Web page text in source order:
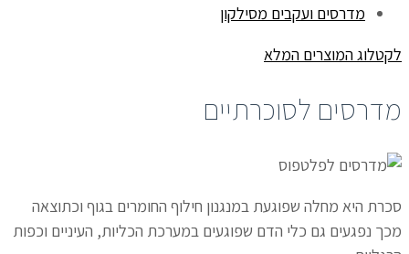
מדרסים ועקבים מסילקון
לקטלוג המוצרים המלא
מדרסים לסוכרתיים
סכרת היא מחלה שפוגעת במנגנון חילוף החומרים בגוף וכתוצאה
מכך נפגעים גם כלי הדם שפוגעים במערכת הכליות, העיניים וכפות